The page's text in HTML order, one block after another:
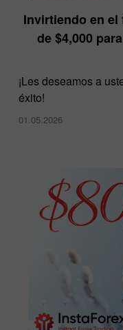
InstaForex en la
28.11.2024
Invirtiendo en
de $4,000
¡Les deseamos a
éxito!
01.05.2026